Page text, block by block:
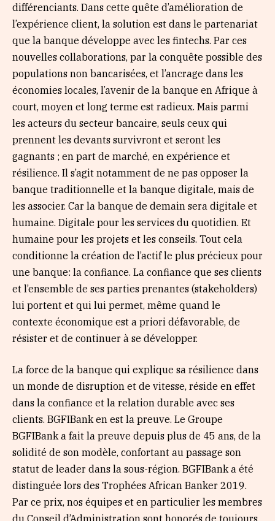
différenciants. Dans cette quête d’amélioration de
l’expérience client, la solution est dans le partenariat
que la banque développe avec les fintechs. Par ces
nouvelles collaborations, par la conquête possible des
populations non bancarisées, et l’ancrage dans les
économies locales, l’avenir de la banque en Afrique à
court, moyen et long terme est radieux. Mais parmi
les acteurs du secteur bancaire, seuls ceux qui
prennent les devants survivront et seront les
gagnants ; en part de marché, en expérience et
résilience. Il s’agit notamment de ne pas opposer la
banque traditionnelle et la banque digitale, mais de
les associer. Car la banque de demain sera digitale et
humaine. Digitale pour les services du quotidien. Et
humaine pour les projets et les conseils. Tout cela
conditionne la création de l’actif le plus précieux pour
une banque: la confiance. La confiance que ses clients
et l’ensemble de ses parties prenantes (stakeholders)
lui portent et qui lui permet, même quand le
contexte économique est a priori défavorable, de
résister et de continuer à se développer.
La force de la banque qui explique sa résilience dans
un monde de disruption et de vitesse, réside en effet
dans la confiance et la relation durable avec ses
clients. BGFIBank en est la preuve. Le Groupe
BGFIBank a fait la preuve depuis plus de 45 ans, de la
solidité de son modèle, confortant au passage son
statut de leader dans la sous-région. BGFIBank a été
distinguée lors des Trophées African Banker 2019.
Par ce prix, nos équipes et en particulier les membres